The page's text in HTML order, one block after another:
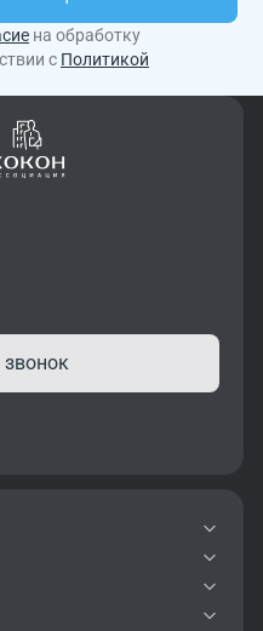
на обработку
с Политикой